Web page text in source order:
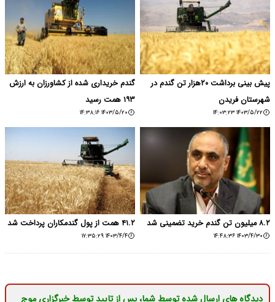
پیش بینی برداشت ۲۰هزار تن گندم در
شهرستان فریدن
۱۴۰۳/۵/۲۲ ۱۴:۰۳:۲۳
گندم‌ خریداری شده از کشاورزان به ارزش
۱۹۳ همت رسید
۱۴۰۳/۵/۲۰ ۱۴:۳۸:۱۶
۸.۲ میلیون تن گندم خرید تضمینی شد
۱۴۰۳/۴/۳۰ ۱۴:۴۸:۳۶
۴۱.۲ همت از پول گندمکاران پرداخت شد
۱۴۰۳/۴/۴ ۱۷:۳۵:۲۹
دیدگاه های ارسال شده توسط شما، پس از تایید توسط خبرگزاری موج